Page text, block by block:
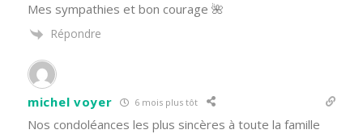
Mes sympathies et bon courage 🌺
Répondre
michel voyer 6 mois plus tôt
Nos condoléances les plus sincères à toute la famille